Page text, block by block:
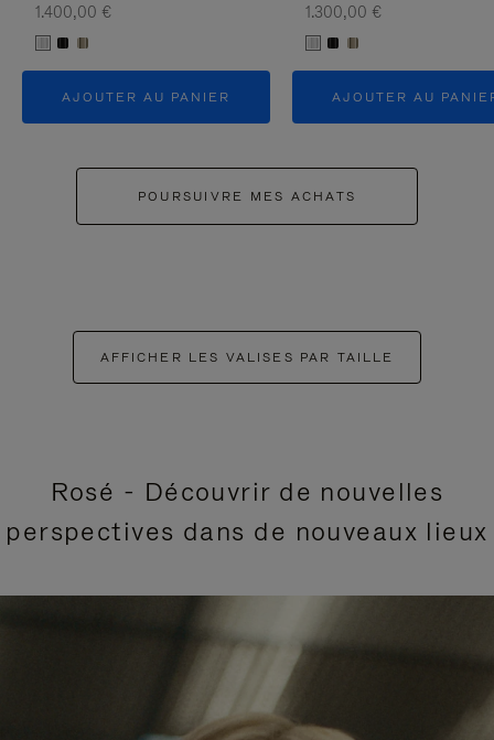
1.400,00 €
AJOUTER AU PANIER
1.300,00 €
AJOUTER AU
POURSUIVRE MES ACHATS
AFFICHER LES VALISES PAR TAILLE
Rosé - Découvrir de nouvelles
perspectives dans de nouveaux lieux